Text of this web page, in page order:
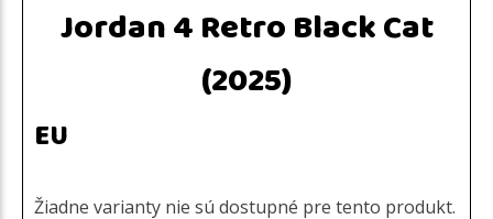
Jordan 4 Retro Black Cat
(2025)
EU
Žiadne varianty nie sú dostupné pre tento produkt.